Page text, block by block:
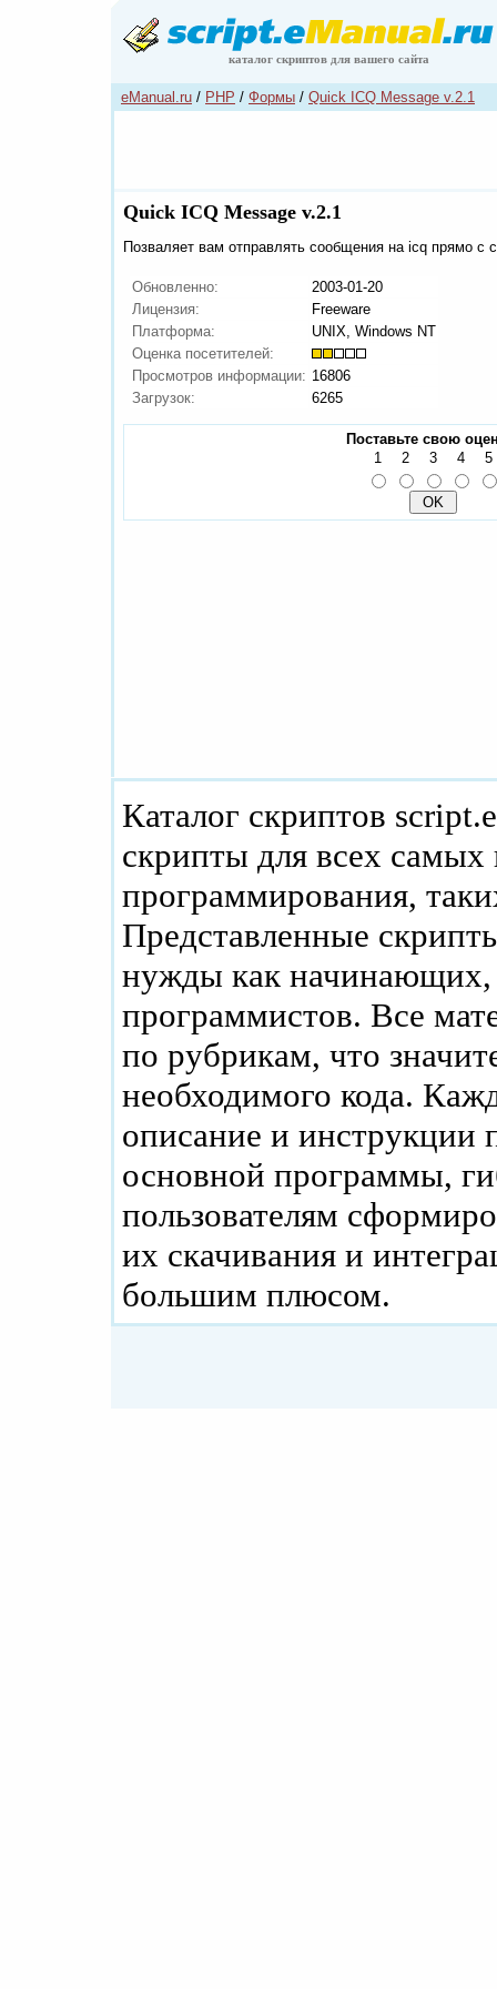
каталог скриптов для вашего сайта
eManual.ru / PHP / Формы / Quick ICQ Message v.2.1
Quick ICQ Message v.2.1
Позваляет вам отправлять сообщения на icq прямо с
Обновленно:
2003-01-20
Лицензия:
Freeware
Платформа:
UNIX, Windows NT
Оценка посетителей:
Просмотров информации: 16806
Загрузок:
6265
Поставьте свою
1
2 3 4 5
Каталог скриптов
скрипты для всех
программирования,
Представленные
нужды как начинающих,
программистов. Все
по рубрикам, что
необходимого кода.
описание и инструкции
основной программы,
пользователям
их скачивания и
большим плюсом.